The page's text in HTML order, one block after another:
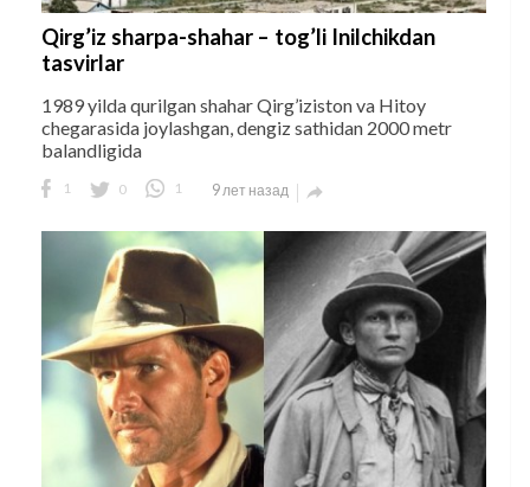
Qirg’iz sharpa-shahar – tog’li Inilchikdan
tasvirlar
1989 yilda qurilgan shahar Qirg’iziston va Hitoy
chegarasida joylashgan, dengiz sathidan 2000 metr
balandligida
1 0 1 9 лет назад 